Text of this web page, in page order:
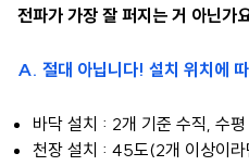
전파가 가장 잘 퍼지는 거 아닌가
A. 절대 아닙니다! 설치 위치에
바닥 설치 : 2개 기준 수직, 수
천장 설치 : 45도(2개 이상이라